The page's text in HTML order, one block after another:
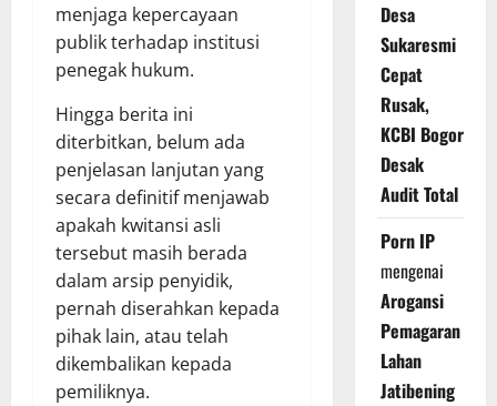
menjaga kepercayaan
publik terhadap institusi
penegak hukum.
Hingga berita ini
diterbitkan, belum ada
penjelasan lanjutan yang
secara definitif menjawab
apakah kwitansi asli
tersebut masih berada
dalam arsip penyidik,
pernah diserahkan kepada
pihak lain, atau telah
dikembalikan kepada
pemiliknya.
Desa
Sukaresmi
Cepat
Rusak,
KCBI Bogor
Desak
Audit Total
Porn IP
mengenai
Arogansi
Pemagaran
Lahan
Jatibening